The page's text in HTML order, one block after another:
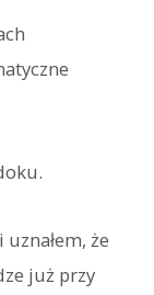
że
już przy